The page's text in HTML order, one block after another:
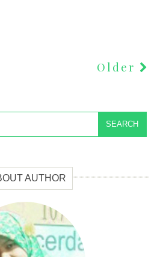
Older
SEARCH
AUTHOR